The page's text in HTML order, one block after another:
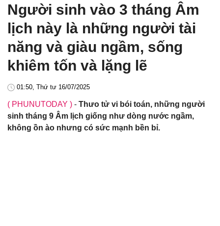
Người sinh vào 3 tháng Âm
lịch này là những người tài
năng và giàu ngầm, sống
khiêm tốn và lặng lẽ
01:50, Thứ tư 16/07/2025
( PHUNUTODAY ) - Thưo tử vi bói toán, những người
sinh tháng 9 Âm lịch giống như dòng nước ngầm,
không ồn ào nhưng có sức mạnh bền bỉ.